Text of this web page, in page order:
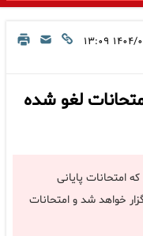
۰۵ ۱۳:۰۹
لغو شده
امتحانات پایانی
خواهد شد و امتحانات